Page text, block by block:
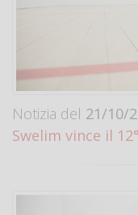
Notizia del 21/10/
Swelim vince il